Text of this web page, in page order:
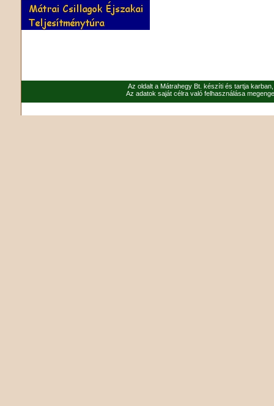
Az oldalt a Mátrahegy Bt. készíti és tartja
Az adatok saját célra való felhasználása